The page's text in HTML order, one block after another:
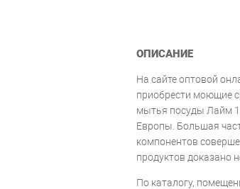
ОПИСАНИЕ
На сайте оптовой
приобрести моющие
мытья посуды Лайм 1
Европы. Большая
компонентов
продуктов доказано
По каталогу,